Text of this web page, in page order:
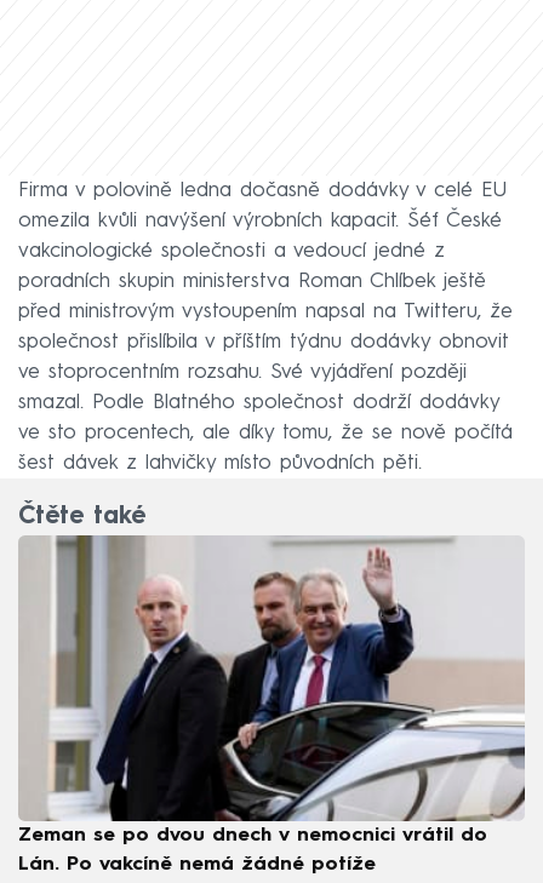
Firma v polovině ledna dočasně dodávky v celé EU
omezila kvůli navýšení výrobních kapacit. Šéf České
vakcinologické společnosti a vedoucí jedné z
poradních skupin ministerstva Roman Chlíbek ještě
před ministrovým vystoupením napsal na Twitteru, že
společnost přislíbila v příštím týdnu dodávky obnovit
ve stoprocentním rozsahu. Své vyjádření později
smazal. Podle Blatného společnost dodrží dodávky
ve sto procentech, ale díky tomu, že se nově počítá
šest dávek z lahvičky místo původních pěti.
Čtěte také
Zeman se po dvou dnech v nemocnici vrátil do
Lán. Po vakcíně nemá žádné potíže